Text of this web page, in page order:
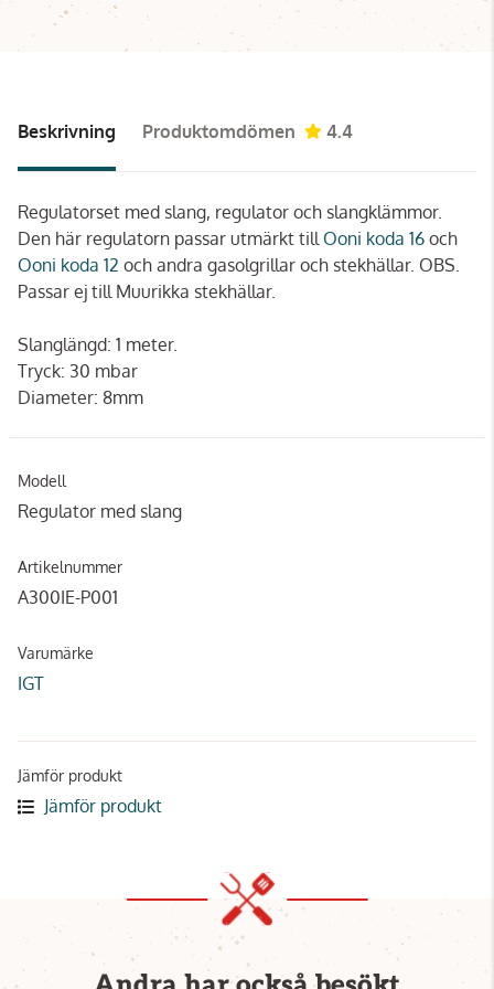
Beskrivning Produktomdömen 4.4
Regulatorset med slang, regulator och slangklämmor.
Den här regulatorn passar utmärkt till Ooni koda 16 och
Ooni koda 12 och andra gasolgrillar och stekhällar. OBS.
Passar ej till Muurikka stekhällar.
Slanglängd: 1 meter.
Tryck: 30 mbar
Diameter: 8mm
Modell
Regulator med slang
Artikelnummer
A300IE-P001
Varumärke
IGT
Jämför produkt
Jämför produkt